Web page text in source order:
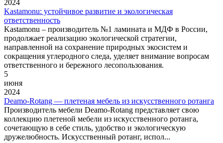
2024
Kastamonu: устойчивое развитие и экологическая
ответственность
Kastamonu – производитель №1 ламината и МДФ в России,
продолжает реализацию экологической стратегии,
направленной на сохранение природных экосистем и
сокращения углеродного следа, уделяет внимание вопросам
ответственного и бережного лесопользования.
5
июня
2024
Deamo-Rotang — плетеная мебель из искусственного ротанга
Производитель мебели Deamo-Rotang представляет свою
коллекцию плетеной мебели из искусственного ротанга,
сочетающую в себе стиль, удобство и экологическую
дружелюбность. Искусственный ротанг, испол...